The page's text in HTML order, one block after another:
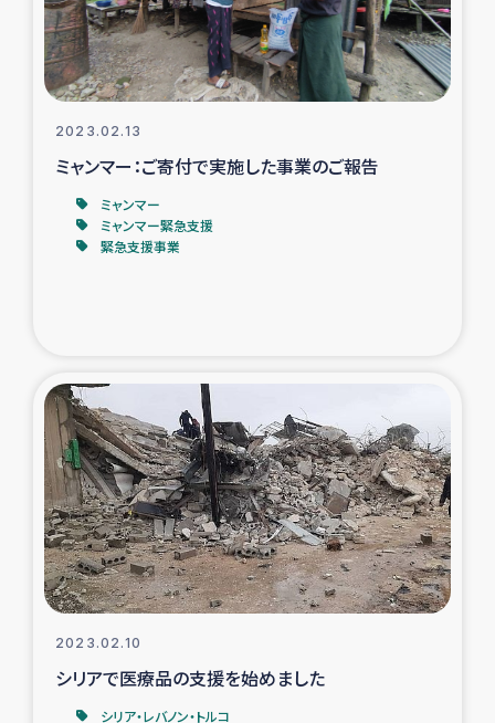
シリア国内避難民・帰還民の生活再建支援
トルコにおけるシリア難民支援事業
インドネシア中部 スラウェシの地震・津波被災者支援
スリランカ ムライティブ県帰還民の生活再建支援
スリランカ南部洪水被災者支援
スリランカの南北女性をつなぐサリー・リサイクル・プロ
ジェクト
復興支援事業
民際教育事業
2023.02.13
ミャンマー：ご寄付で実施した事業のご報告
ミャンマー
ミャンマー緊急支援
緊急支援事業
2023.02.10
シリアで医療品の支援を始めました
シリア・レバノン・トルコ